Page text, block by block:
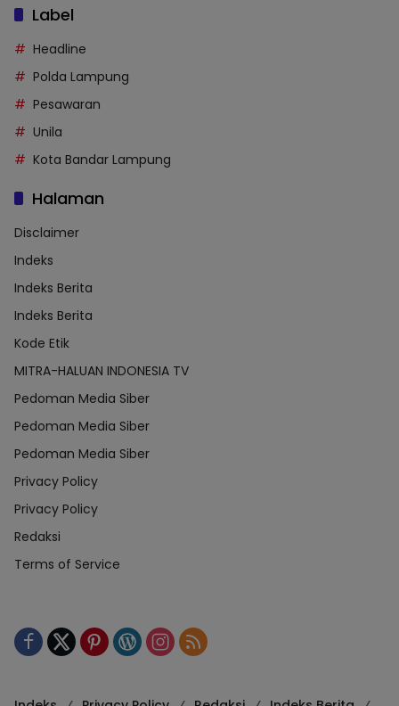
Label
Headline
Polda Lampung
Pesawaran
Unila
Kota Bandar Lampung
Halaman
Disclaimer
Indeks
Indeks Berita
Indeks Berita
Kode Etik
MITRA-HALUAN INDONESIA TV
Pedoman Media Siber
Pedoman Media Siber
Pedoman Media Siber
Privacy Policy
Privacy Policy
Redaksi
Terms of Service